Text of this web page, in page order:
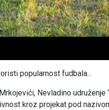
popularnost fudbala...
Nevladino
kroz projekat pod